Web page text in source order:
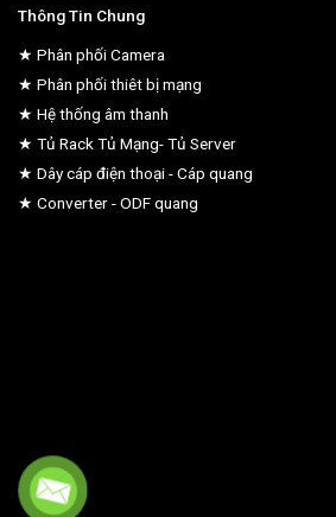
Thông Tin Chung
★ Phân phối Camera
★ Phân phối thiêt bị mạng
★ Hệ thống âm thanh
★ Tủ Rack Tủ Mạng- Tủ Server
★ Dây cáp điện thoại - Cáp quang
★ Converter - ODF quang